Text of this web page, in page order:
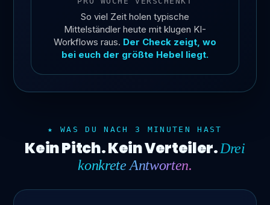
So viel Zeit holen typische
Mittelständler heute mit klugen KI-
Workflows raus. Der Check zeigt, wo
bei euch der größte Hebel liegt.
★ WAS DU NACH 3 MINUTEN HAST
Kein Pitch. Kein Verteiler.Drei
konkrete Antworten.